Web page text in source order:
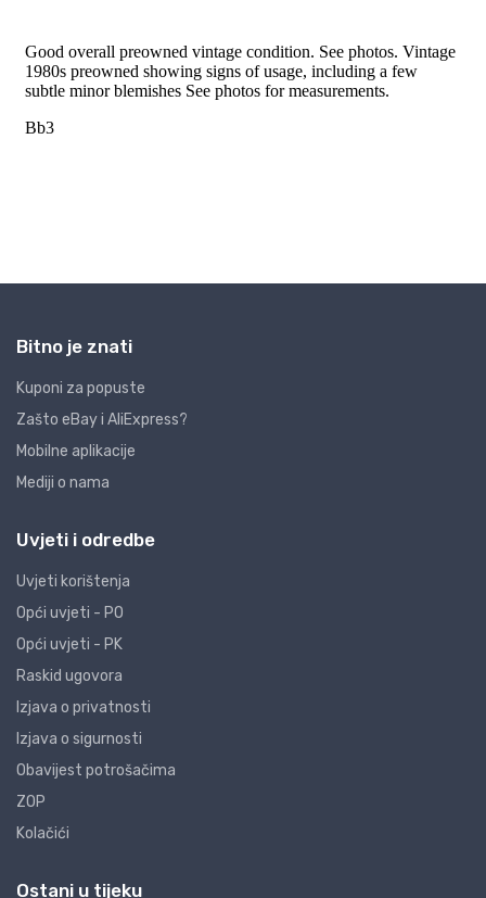
Bitno je znati
Kuponi za popuste
Zašto eBay i AliExpress?
Mobilne aplikacije
Mediji o nama
Uvjeti i odredbe
Uvjeti korištenja
Opći uvjeti - PO
Opći uvjeti - PK
Raskid ugovora
Izjava o privatnosti
Izjava o sigurnosti
Obavijest potrošačima
ZOP
Kolačići
Ostani u tijeku